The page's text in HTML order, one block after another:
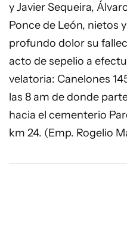
y Javier Sequeira,
Ponce de León, nietos
profundo dolor su
acto de sepelio a
velatoria: Canelones
las 8 am de donde
hacia el cementerio
km 24. (Emp. Rogelio